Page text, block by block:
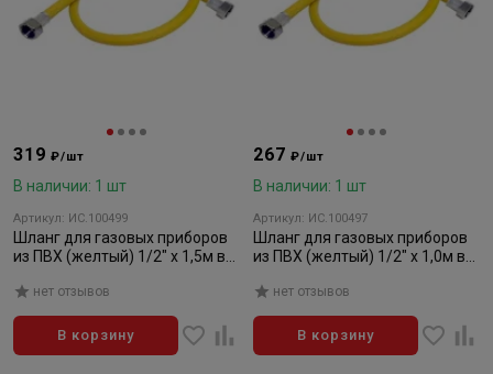
319₽/шт
В наличии: 1 шт
Артикул: ИС.100499
Шланг для газовых приборов
из ПВХ (желтый) 1/2" х 1,5м в/
нет отзывов
В корзину
267₽/шт
В наличии: 1 шт
Артикул: ИС.100497
Шланг для газовых приборов
из ПВХ (желтый) 1/2" х 1,0м в/
нет отзывов
В корзину